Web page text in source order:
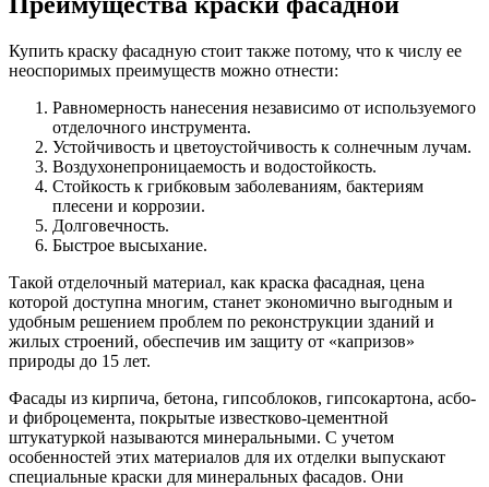
Купить краску фасадную стоит также потому, что к числу ее
неоспоримых преимуществ можно отнести:
Равномерность нанесения независимо от используемого
отделочного инструмента.
Устойчивость и цветоустойчивость к солнечным лучам.
Воздухонепроницаемость и водостойкость.
Стойкость к грибковым заболеваниям, бактериям
плесени и коррозии.
Долговечность.
Быстрое высыхание.
Такой отделочный материал, как краска фасадная, цена
которой доступна многим, станет экономично выгодным и
удобным решением проблем по реконструкции зданий и
жилых строений, обеспечив им защиту от «капризов»
природы до 15 лет.
Фасады из кирпича, бетона, гипсоблоков, гипсокартона, асбо-
и фиброцемента, покрытые известково-цементной
штукатуркой называются минеральными. С учетом
особенностей этих материалов для их отделки выпускают
специальные краски для минеральных фасадов. Они